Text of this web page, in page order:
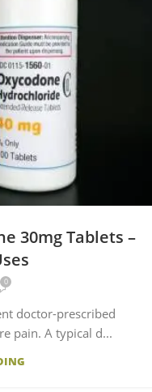
30mg Tablets –
0
doctor-prescribed
pain. A typical d...